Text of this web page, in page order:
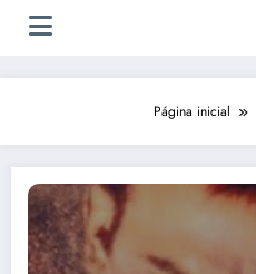
Página inicial